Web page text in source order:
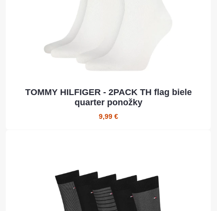
TOMMY HILFIGER - 2PACK TH flag biele
quarter ponožky
9,99 €